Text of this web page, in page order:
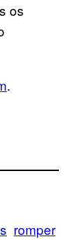
os
.
romper